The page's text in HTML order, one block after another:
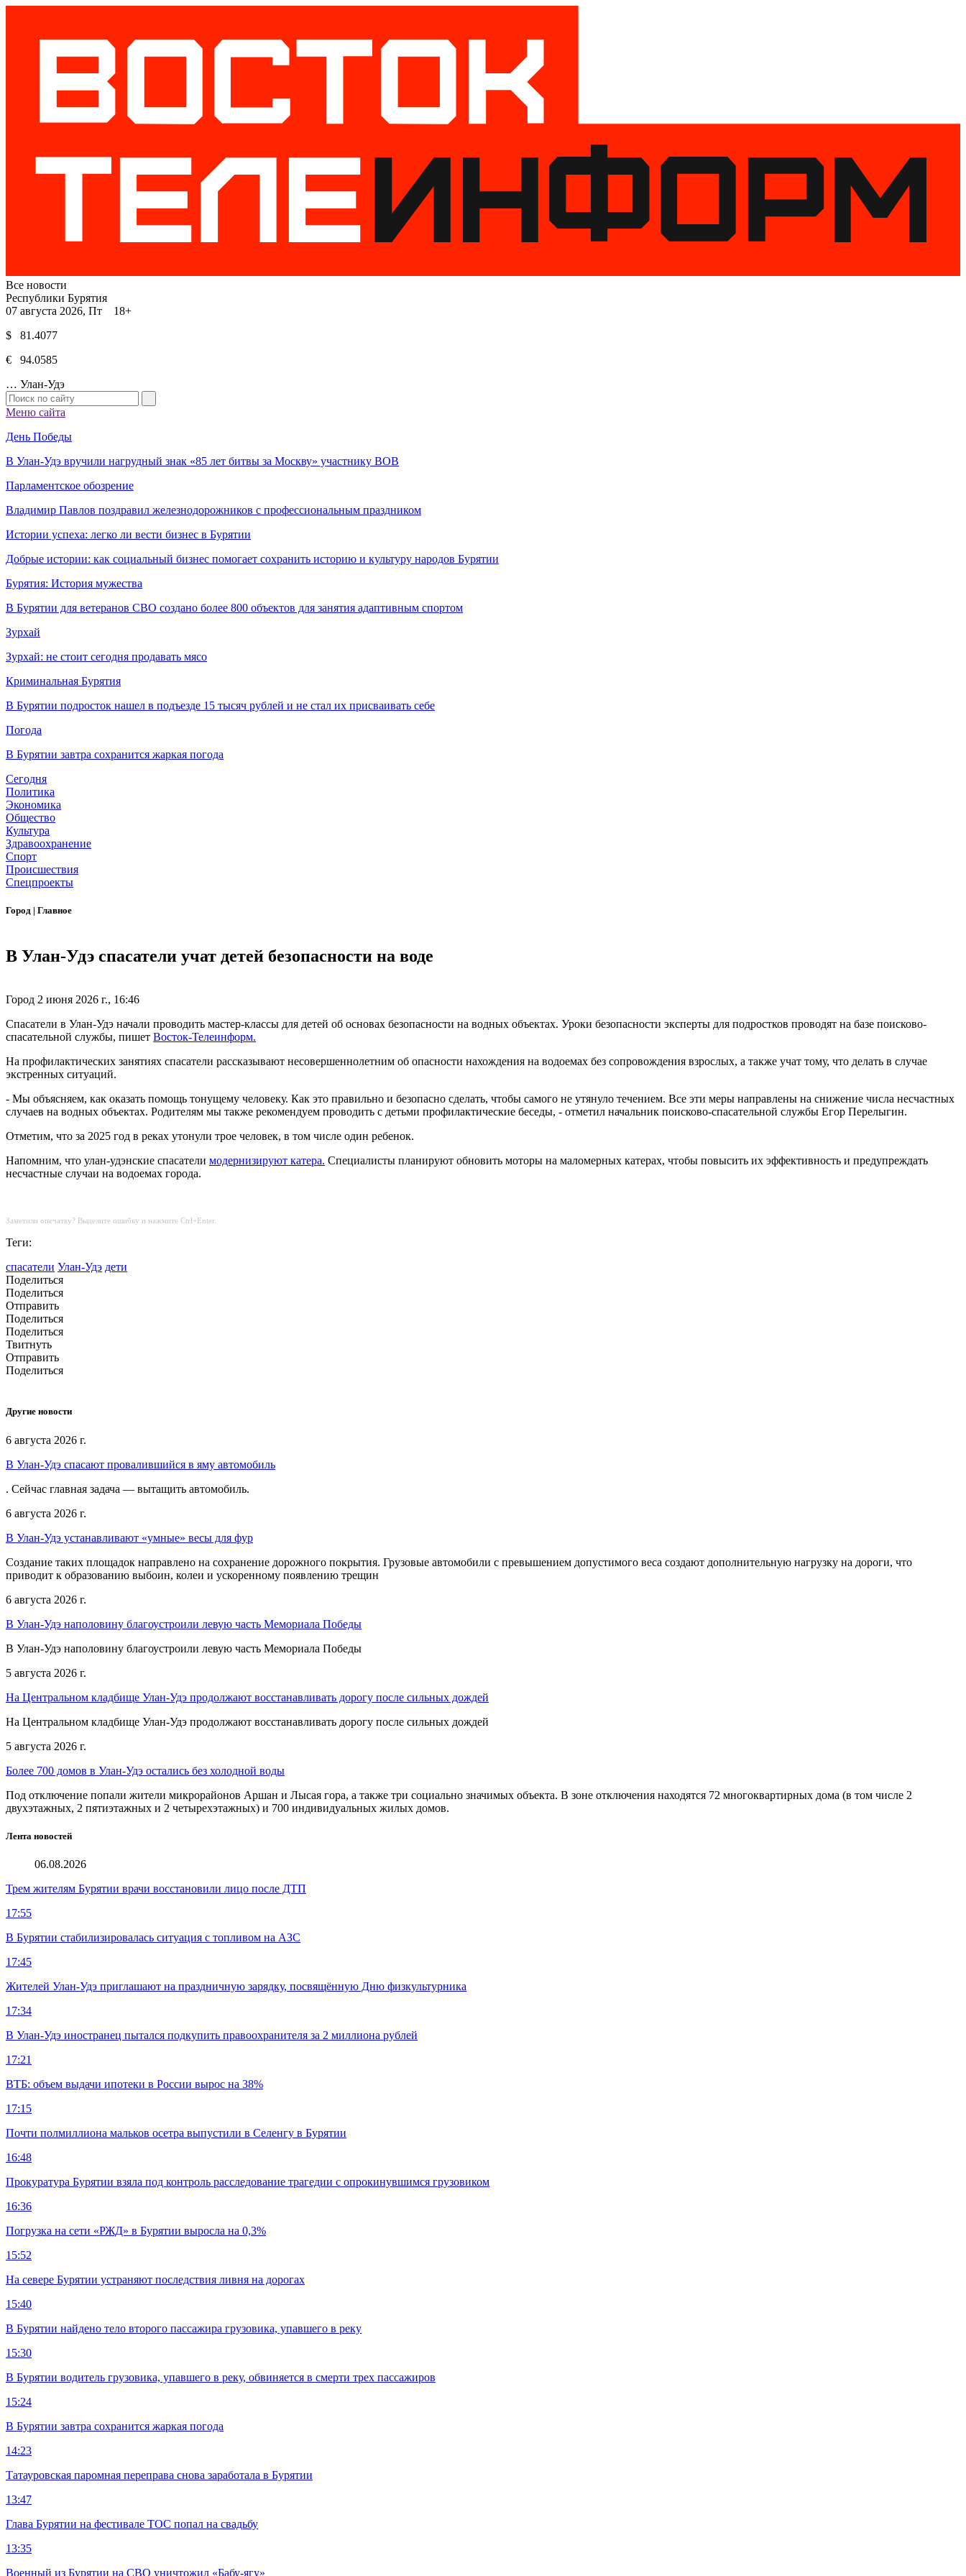
Все новости
Республики Бурятия
07 августа 2026, Пт 18+
$ 81.4077
€ 94.0585
… Улан-Удэ
Меню сайта
День Победы
В Улан-Удэ вручили нагрудный знак «85 лет битвы за Москву» участнику ВОВ
Парламентское обозрение
Владимир Павлов поздравил железнодорожников с профессиональным праздником
Истории успеха: легко ли вести бизнес в Бурятии
Добрые истории: как социальный бизнес помогает сохранить историю и культуру народов Бурятии
Бурятия: История мужества
В Бурятии для ветеранов СВО создано более 800 объектов для занятия адаптивным спортом
Зурхай
Зурхай: не стоит сегодня продавать мясо
Криминальная Бурятия
В Бурятии подросток нашел в подъезде 15 тысяч рублей и не стал их присваивать себе
Погода
В Бурятии завтра сохранится жаркая погода
Сегодня
Политика
Экономика
Общество
Культура
Здравоохранение
Спорт
Происшествия
Спецпроекты
Город | Главное
В Улан-Удэ спасатели учат детей безопасности на воде
Город 2 июня 2026 г., 16:46
Спасатели в Улан-Удэ начали проводить мастер-классы для детей об основах безопасности на водных объектах. Уроки безопасности эксперты для подростков проводят на базе поисково-
спасательной службы, пишет Восток-Телеинформ.
На профилактических занятиях спасатели рассказывают несовершеннолетним об опасности нахождения на водоемах без сопровождения взрослых, а также учат тому, что делать в случае
экстренных ситуаций.
- Мы объясняем, как оказать помощь тонущему человеку. Как это правильно и безопасно сделать, чтобы самого не утянуло течением. Все эти меры направлены на снижение числа несчастных
случаев на водных объектах. Родителям мы также рекомендуем проводить с детьми профилактические беседы, - отметил начальник поисково-спасательной службы Егор Перелыгин.
Отметим, что за 2025 год в реках утонули трое человек, в том числе один ребенок.
Напомним, что улан-удэнские спасатели модернизируют катера. Специалисты планируют обновить моторы на маломерных катерах, чтобы повысить их эффективность и предупреждать
несчастные случаи на водоемах города.
Заметили опечатку? Выделите ошибку и нажмите Ctrl+Enter.
Теги:
спасатели Улан-Удэ дети
Поделиться
Поделиться
Отправить
Поделиться
Поделиться
Твитнуть
Отправить
Поделиться
Другие новости
6 августа 2026 г.
В Улан-Удэ спасают провалившийся в яму автомобиль
. Сейчас главная задача — вытащить автомобиль.
6 августа 2026 г.
В Улан-Удэ устанавливают «умные» весы для фур
Создание таких площадок направлено на сохранение дорожного покрытия. Грузовые автомобили с превышением допустимого веса создают дополнительную нагрузку на дороги, что
приводит к образованию выбоин, колеи и ускоренному появлению трещин
6 августа 2026 г.
В Улан-Удэ наполовину благоустроили левую часть Мемориала Победы
В Улан-Удэ наполовину благоустроили левую часть Мемориала Победы
5 августа 2026 г.
На Центральном кладбище Улан-Удэ продолжают восстанавливать дорогу после сильных дождей
На Центральном кладбище Улан-Удэ продолжают восстанавливать дорогу после сильных дождей
5 августа 2026 г.
Более 700 домов в Улан-Удэ остались без холодной воды
Под отключение попали жители микрорайонов Аршан и Лысая гора, а также три социально значимых объекта. В зоне отключения находятся 72 многоквартирных дома (в том числе 2
двухэтажных, 2 пятиэтажных и 2 четырехэтажных) и 700 индивидуальных жилых домов.
Лента новостей
06.08.2026
Трем жителям Бурятии врачи восстановили лицо после ДТП
17:55
В Бурятии стабилизировалась ситуация с топливом на АЗС
17:45
Жителей Улан-Удэ приглашают на праздничную зарядку, посвящённую Дню физкультурника
17:34
В Улан-Удэ иностранец пытался подкупить правоохранителя за 2 миллиона рублей
17:21
ВТБ: объем выдачи ипотеки в России вырос на 38%
17:15
Почти полмиллиона мальков осетра выпустили в Селенгу в Бурятии
16:48
Прокуратура Бурятии взяла под контроль расследование трагедии с опрокинувшимся грузовиком
16:36
Погрузка на сети «РЖД» в Бурятии выросла на 0,3%
15:52
На севере Бурятии устраняют последствия ливня на дорогах
15:40
В Бурятии найдено тело второго пассажира грузовика, упавшего в реку
15:30
В Бурятии водитель грузовика, упавшего в реку, обвиняется в смерти трех пассажиров
15:24
В Бурятии завтра сохранится жаркая погода
14:23
Татауровская паромная переправа снова заработала в Бурятии
13:47
Глава Бурятии на фестивале ТОС попал на свадьбу
13:35
Военный из Бурятии на СВО уничтожил «Бабу-ягу»